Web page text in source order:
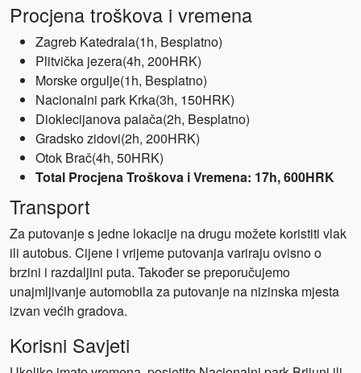
Procjena troškova i vremena
Zagreb Katedrala(1h, Besplatno)
Plitvička jezera(4h, 200HRK)
Morske orgulje(1h, Besplatno)
Nacionalni park Krka(3h, 150HRK)
Dioklecijanova palača(2h, Besplatno)
Gradsko zidovi(2h, 200HRK)
Otok Brač(4h, 50HRK)
Total Procjena Troškova i Vremena: 17h, 600HRK
Transport
Za putovanje s jedne lokacije na drugu možete koristiti vlak
ili autobus. Cijene i vrijeme putovanja variraju ovisno o
brzini i razdaljini puta. Također se preporučujemo
unajmljivanje automobila za putovanje na nizinska mjesta
izvan većih gradova.
Korisni Savjeti